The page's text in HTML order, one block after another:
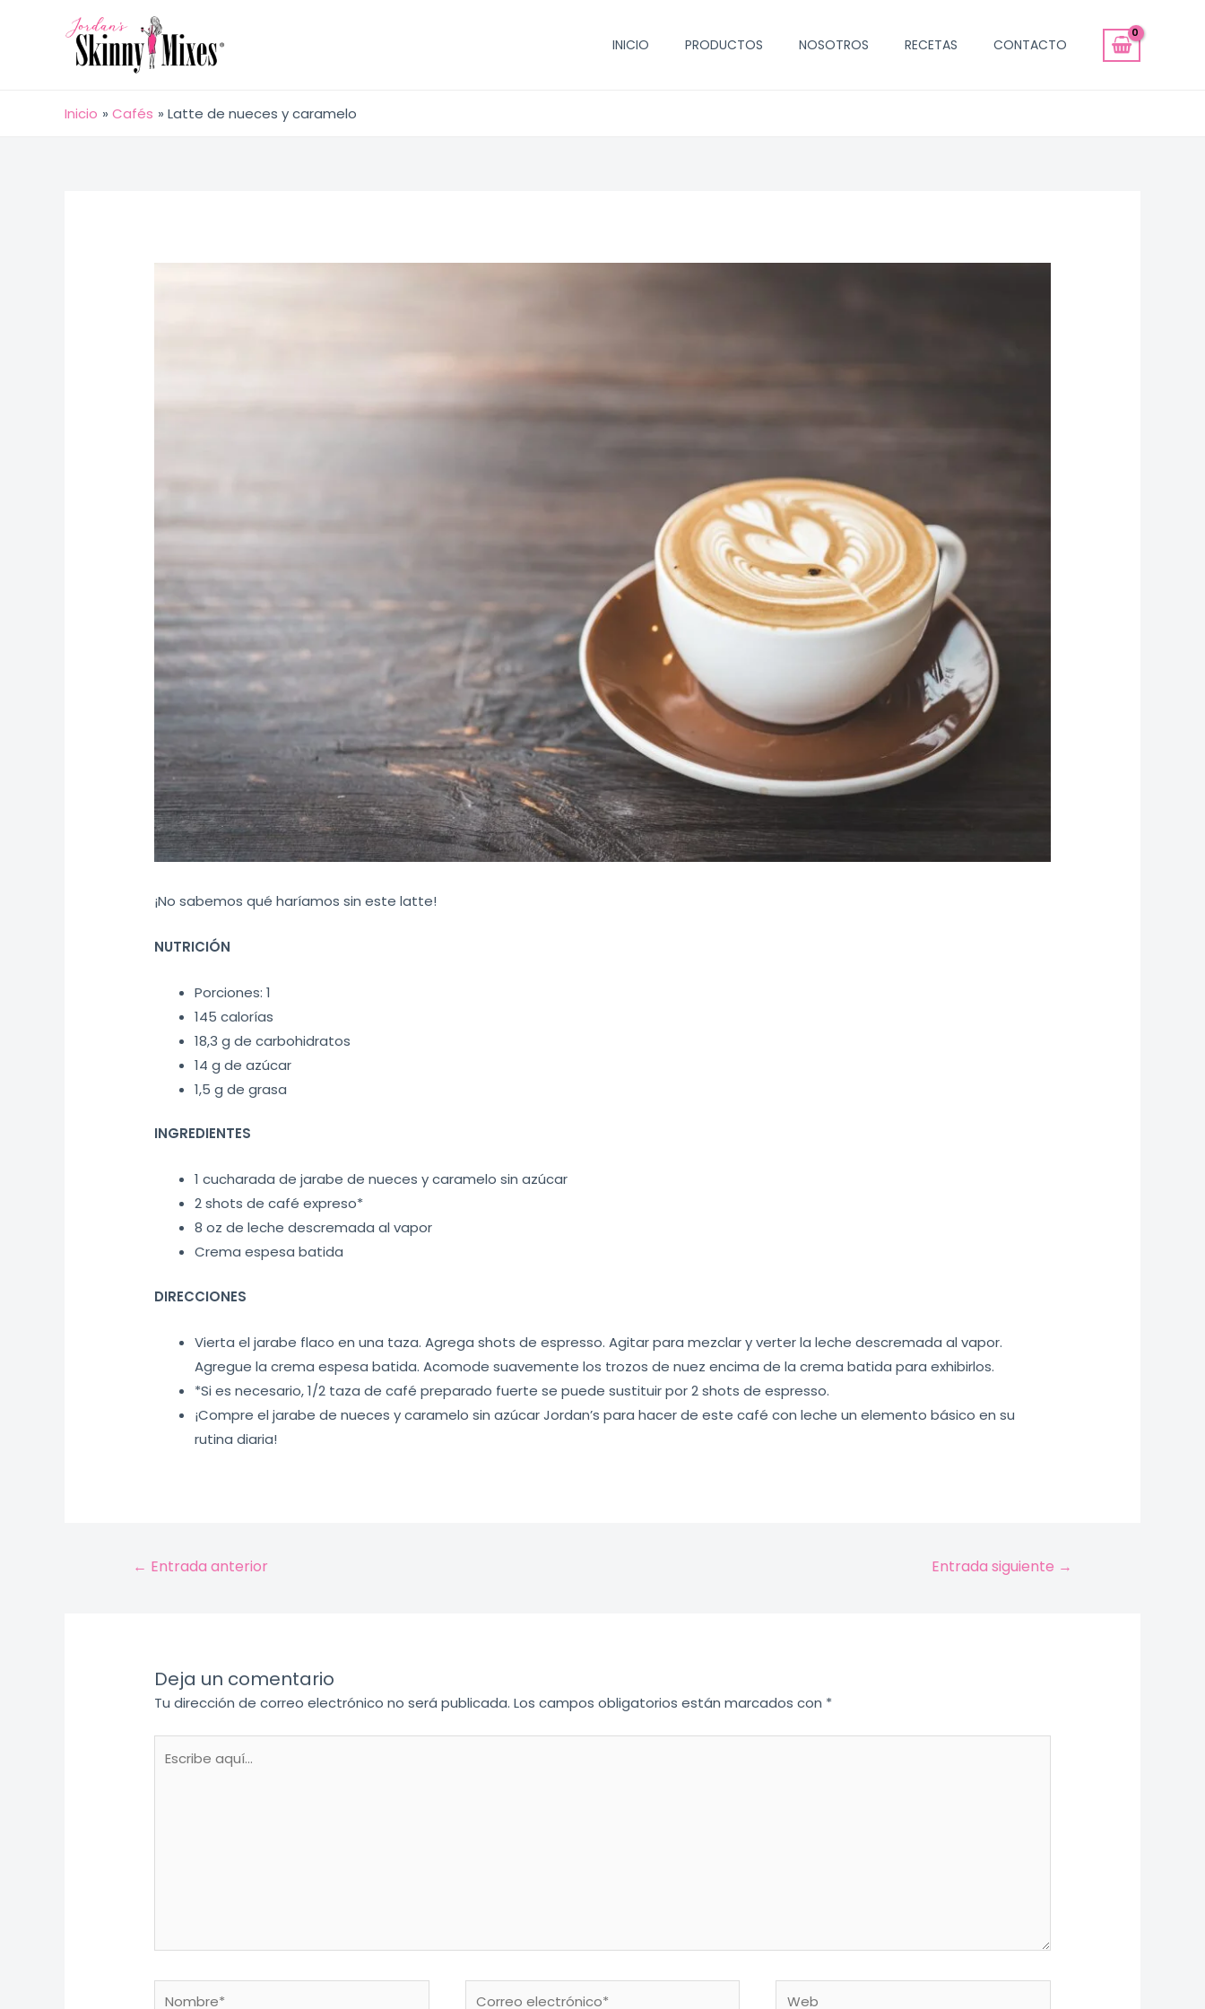
INICIO PRODUCTOS NOSOTROS RECETAS CONTACTO
Inicio Cafés Latte de nueces y caramelo
¡No sabemos qué haríamos sin este latte!
NUTRICIÓN
Porciones: 1
145 calorías
18,3 g de carbohidratos
14 g de azúcar
1,5 g de grasa
INGREDIENTES
1 cucharada de jarabe de nueces y caramelo sin azúcar
2 shots de café expreso*
8 oz de leche descremada al vapor
Crema espesa batida
DIRECCIONES
Vierta el jarabe flaco en una taza. Agrega shots de espresso. Agitar para mezclar y verter la leche descremada al vapor.
Agregue la crema espesa batida. Acomode suavemente los trozos de nuez encima de la crema batida para exhibirlos.
*Si es necesario, 1/2 taza de café preparado fuerte se puede sustituir por 2 shots de espresso.
¡Compre el jarabe de nueces y caramelo sin azúcar Jordan’s para hacer de este café con leche un elemento básico en su
rutina diaria!
← Entrada anterior Entrada siguiente →
Deja un comentario
Tu dirección de correo electrónico no será publicada. Los campos obligatorios están marcados con *